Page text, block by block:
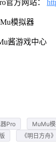
官方网站：
模拟器
酱游戏中心
Pro MuMu
《明日方舟